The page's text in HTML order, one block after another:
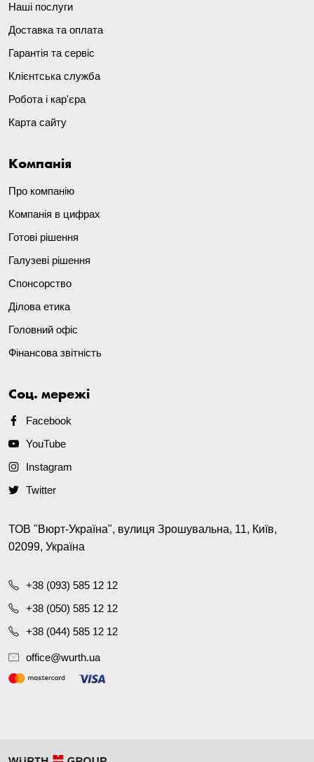
Наші послуги
Доставка та оплата
Гарантія та сервіс
Клієнтська служба
Робота і кар'єра
Карта сайту
Компанія
Про компанію
Компанія в цифрах
Готові рішення
Галузеві рішення
Спонсорство
Ділова етика
Головний офіс
Фінансова звітність
Соц. мережі
Facebook
YouTube
Instagram
Twitter
ТОВ "Вюрт-Україна", вулиця Зрошувальна, 11, Київ,
02099, Україна
+38 (093) 585 12 12
+38 (050) 585 12 12
+38 (044) 585 12 12
office@wurth.ua